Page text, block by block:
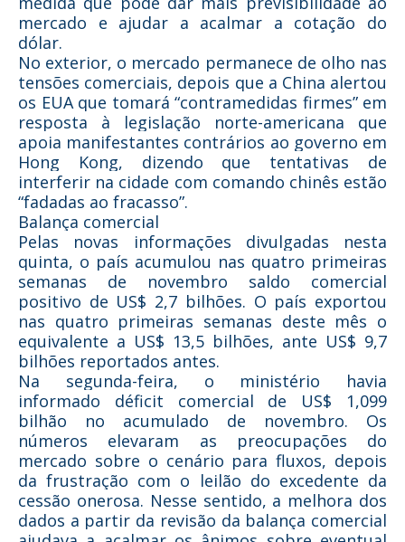
mercado e ajudar a acalmar a cotação do
dólar.
No exterior, o mercado permanece de olho nas
tensões comerciais, depois que a China alertou
os EUA que tomará “contramedidas firmes” em
resposta à legislação norte-americana que
apoia manifestantes contrários ao governo em
Hong Kong, dizendo que tentativas de
interferir na cidade com comando chinês estão
“fadadas ao fracasso”.
Balança comercial
Pelas novas informações divulgadas nesta
quinta, o país acumulou nas quatro primeiras
semanas de novembro saldo comercial
positivo de US$ 2,7 bilhões. O país exportou
nas quatro primeiras semanas deste mês o
equivalente a US$ 13,5 bilhões, ante US$ 9,7
bilhões reportados antes.
Na segunda-feira, o ministério havia
informado déficit comercial de US$ 1,099
bilhão no acumulado de novembro. Os
números elevaram as preocupações do
mercado sobre o cenário para fluxos, depois
da frustração com o leilão do excedente da
cessão onerosa. Nesse sentido, a melhora dos
dados a partir da revisão da balança comercial